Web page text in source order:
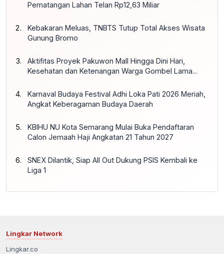
Pematangan Lahan Telan Rp12,63 Miliar
Kebakaran Meluas, TNBTS Tutup Total Akses Wisata
Gunung Bromo
Aktifitas Proyek Pakuwon Mall Hingga Dini Hari,
Kesehatan dan Ketenangan Warga Gombel Lama...
Karnaval Budaya Festival Adhi Loka Pati 2026 Meriah,
Angkat Keberagaman Budaya Daerah
KBIHU NU Kota Semarang Mulai Buka Pendaftaran
Calon Jemaah Haji Angkatan 21 Tahun 2027
SNEX Dilantik, Siap All Out Dukung PSIS Kembali ke
Liga 1
Lingkar Network
Lingkar.co